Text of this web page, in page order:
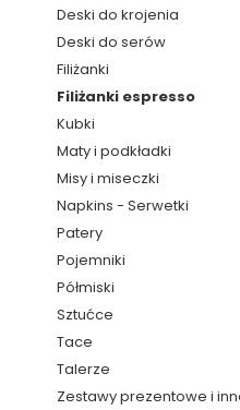
Deski do krojenia
Deski do serów
Filiżanki
Filiżanki espresso
Kubki
Maty i podkładki
Misy i miseczki
Napkins - Serwetki
Patery
Pojemniki
Półmiski
Sztućce
Tace
Talerze
Zestawy prezentowe i